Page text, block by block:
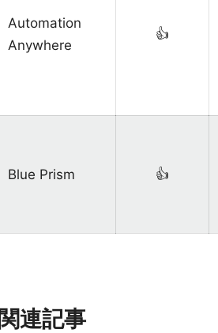
Automation
Anywhere
👍
Blue Prism 👍
関連記事